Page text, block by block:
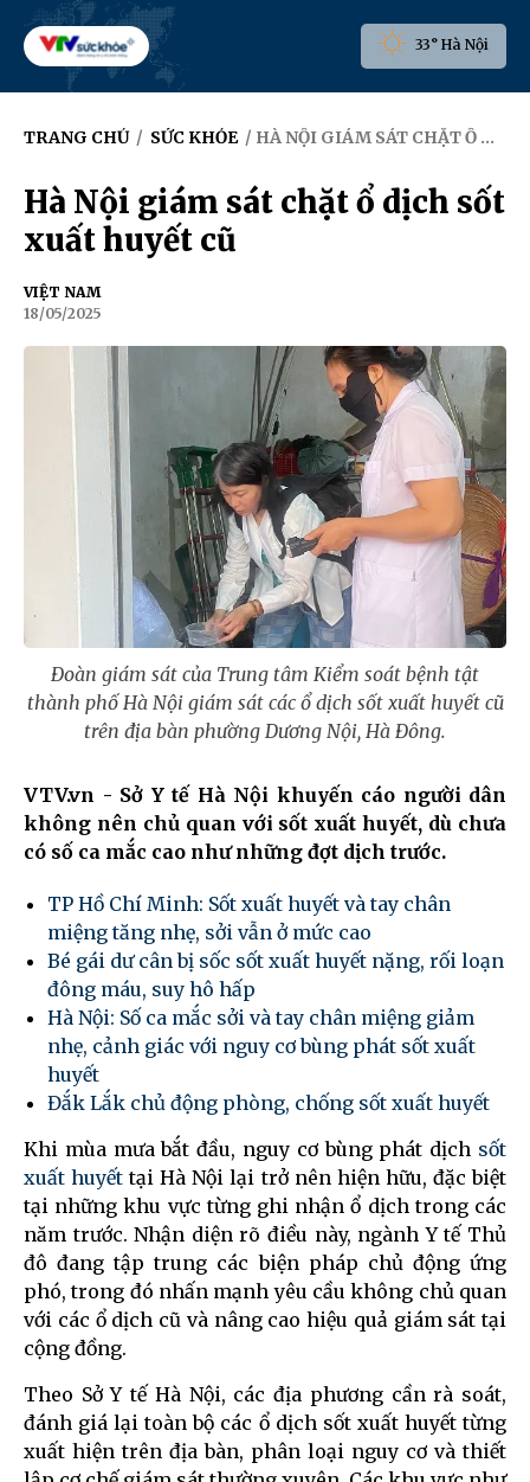
33° Hà Nội
TRANG CHỦ / SỨC KHỎE / HÀ NỘI GIÁM SÁT CHẶT Ổ DỊCH SỐT XUẤT HUYẾT CŨ
Hà Nội giám sát chặt ổ dịch sốt
xuất huyết cũ
VIỆT NAM
18/05/2025
Đoàn giám sát của Trung tâm Kiểm soát bệnh tật
thành phố Hà Nội giám sát các ổ dịch sốt xuất huyết cũ
trên địa bàn phường Dương Nội, Hà Đông.
VTV.vn - Sở Y tế Hà Nội khuyến cáo người dân
không nên chủ quan với sốt xuất huyết, dù chưa
có số ca mắc cao như những đợt dịch trước.
TP Hồ Chí Minh: Sốt xuất huyết và tay chân
miệng tăng nhẹ, sởi vẫn ở mức cao
Bé gái dư cân bị sốc sốt xuất huyết nặng, rối loạn
đông máu, suy hô hấp
Hà Nội: Số ca mắc sởi và tay chân miệng giảm
nhẹ, cảnh giác với nguy cơ bùng phát sốt xuất
huyết
Đắk Lắk chủ động phòng, chống sốt xuất huyết
Khi mùa mưa bắt đầu, nguy cơ bùng phát dịch sốt
xuất huyết tại Hà Nội lại trở nên hiện hữu, đặc biệt
tại những khu vực từng ghi nhận ổ dịch trong các
năm trước. Nhận diện rõ điều này, ngành Y tế Thủ
đô đang tập trung các biện pháp chủ động ứng
phó, trong đó nhấn mạnh yêu cầu không chủ quan
với các ổ dịch cũ và nâng cao hiệu quả giám sát tại
cộng đồng.
Theo Sở Y tế Hà Nội, các địa phương cần rà soát,
đánh giá lại toàn bộ các ổ dịch sốt xuất huyết từng
xuất hiện trên địa bàn, phân loại nguy cơ và thiết